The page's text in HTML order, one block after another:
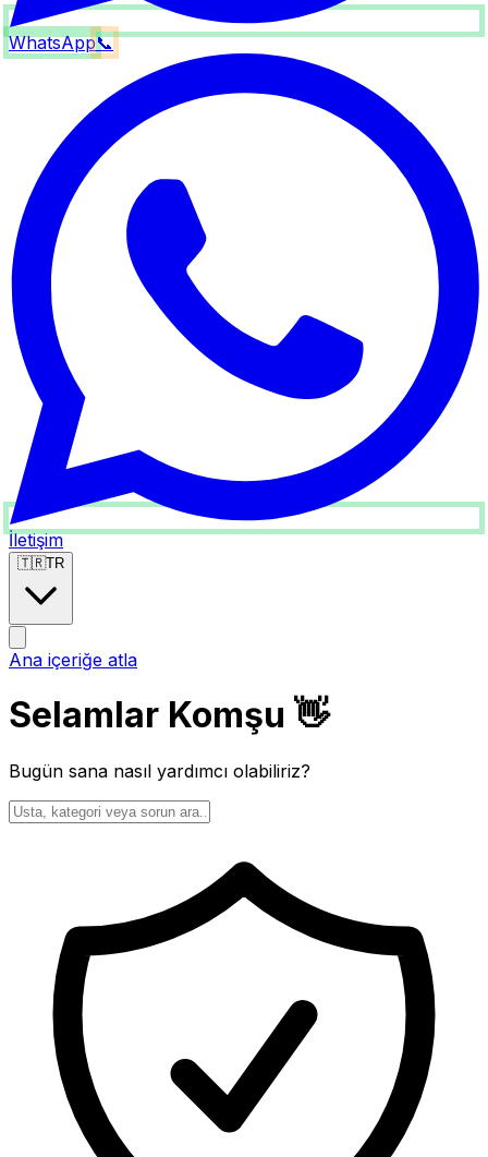
WhatsApp📞
İletişim
🇹🇷TR
Ana içeriğe atla
Selamlar Komşu 👋
Bugün sana nasıl yardımcı olabiliriz?